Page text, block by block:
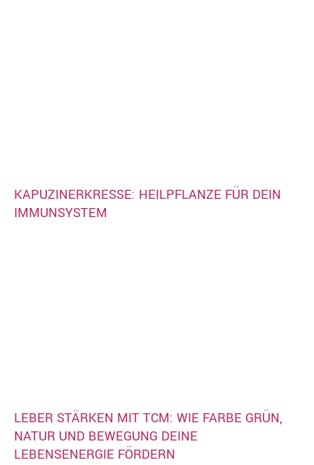
KAPUZINERKRESSE: HEILPFLANZE FÜR DEIN
IMMUNSYSTEM
LEBER STÄRKEN MIT TCM: WIE FARBE GRÜN,
NATUR UND BEWEGUNG DEINE
LEBENSENERGIE FÖRDERN